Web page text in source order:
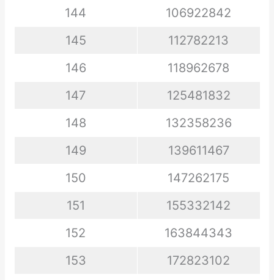
144
106922842
145
112782213
146
118962678
147
125481832
148
132358236
149
139611467
150
147262175
151
155332142
152
163844343
153
172823102